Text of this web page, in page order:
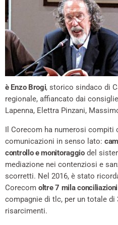
è Enzo Brogi, storico sindaco di
regionale, affiancato dai
Lapenna, Elettra Pinzani,
Il Corecom ha numerosi compiti
comunicazioni in senso lato:
controllo e monitoraggiodel
mediazione nei contenziosi e
scorretti. Nel 2016, è stato
Corecom oltre 7 mila
compagnie di tlc, per un totale
risarcimenti.